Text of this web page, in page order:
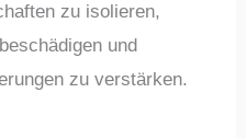
zu isolieren,
und
zu verstärken.